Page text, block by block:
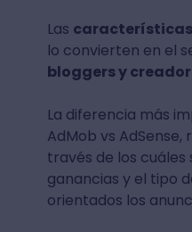
Las características
lo convierten en el
bloggers y
La diferencia más
AdMob vs
través de los cuáles
ganancias y el tipo
orientados los